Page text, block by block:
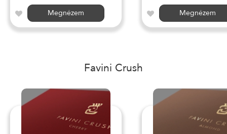
Megnézem
Megnézem
Favini Crush